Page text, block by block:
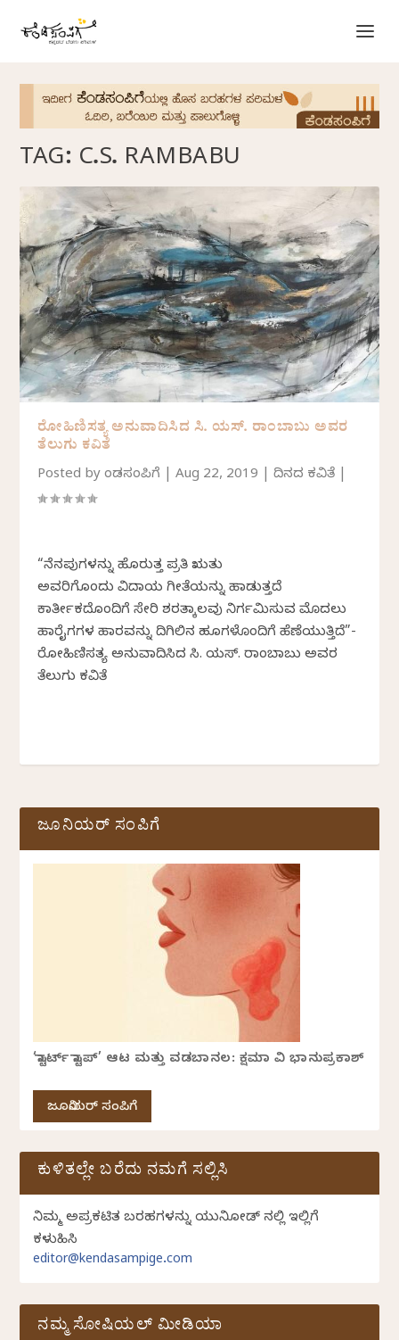
TAG: C.S. RAMBABU
ರೋಹಿಣಿಸತ್ಯ ಅನುವಾದಿಸಿದ ಸಿ. ಯಸ್. ರಾಂಬಾಬು ಅವರ
ತೆಲುಗು ಕವಿತೆ
Posted byಕೆಂಡಸಂಪಿಗೆ |Aug 22, 2019 |ದಿನದ ಕವಿತೆ
“ನೆನಪುಗಳನ್ನು ಹೊರುತ್ತ ಪ್ರತಿ ಋತು
ಅವರಿಗೊಂದು ವಿದಾಯ ಗೀತೆಯನ್ನು ಹಾಡುತ್ತದೆ
ಕಾರ್ತೀಕದೊಂದಿಗೆ ಸೇರಿ ಶರತ್ಕಾಲವು ನಿರ್ಗಮಿಸುವ ಮೊದಲು
ಹಾರೈಕೆಗಗಳ ಹಾರವನ್ನು ದಿಗಿಲಿನ ಹೂಗಳೊಂದಿಗೆ ಹೆಣೆಯುತ್ತಿದೆ”-
ರೋಹಿಣಿಸತ್ಯ ಅನುವಾದಿಸಿದ ಸಿ. ಯಸ್. ರಾಂಬಾಬು ಅವರ
ತೆಲುಗು ಕವಿತೆ
ಜೂನಿಯರ್ ಸಂಪಿಗೆ
‘ಸ್ಟಾರ್ಟ್ ಸ್ಟಾಪ್’ ಆಟ ಮತ್ತು ವಡಬಾನಲ: ಕ್ಷಮಾ ವಿ ಭಾನುಪ್ರಕಾಶ್
ಜೂನಿಯರ್ ಸಂಪಿಗೆ
ಕುಳಿತಲ್ಲೇ ಬರೆದು ನಮಗೆ ಸಲ್ಲಿಸಿ
ನಿಮ್ಮ ಅಪ್ರಕಟಿತ ಬರಹಗಳನ್ನು ಯುನಿಕೋಡ್ ನಲ್ಲಿ ಇಲ್ಲಿಗೆ
ಕಳುಹಿಸಿ
editor@kendasampige.com
ನಮ್ಮ ಸೋಷಿಯಲ್‌ ಮೀಡಿಯಾ